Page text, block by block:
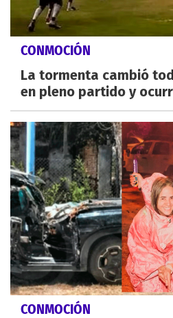
CONMOCIÓN
La tormenta cambió
en pleno partido y
CONMOCIÓN